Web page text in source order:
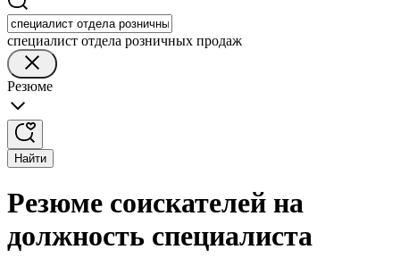
специалист отдела розничных продаж
Резюме
Найти
Резюме соискателей на
должность специалиста